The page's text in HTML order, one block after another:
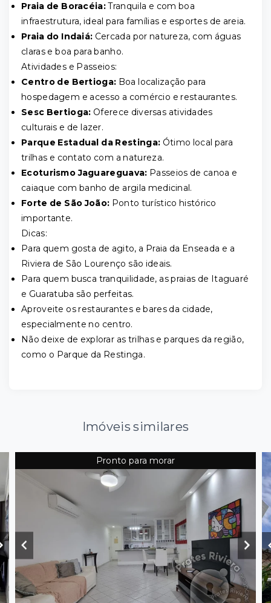
Praia de Boracéia:Tranquila e com boa
infraestrutura, ideal para famílias e esportes de areia.
Praia do Indaiá: Cercada por natureza, com águas
claras e boa para banho.
Atividades e Passeios:
Centro de Bertioga: Boa localização para
hospedagem e acesso a comércio e restaurantes.
Sesc Bertioga: Oferece diversas atividades
culturais e de lazer.
Parque Estadual da Restinga: Ótimo local para
trilhas e contato com a natureza.
Ecoturismo Jaguareguava: Passeios de canoa e
caiaque com banho de argila medicinal.
Forte de São João: Ponto turístico histórico
importante.
Dicas:
Para quem gosta de agito, a Praia da Enseada e a
Riviera de São Lourenço são ideais.
Para quem busca tranquilidade, as praias de Itaguaré
e Guaratuba são perfeitas.
Aproveite os restaurantes e bares da cidade,
especialmente no centro.
Não deixe de explorar as trilhas e parques da região,
como o Parque da Restinga.
Imóveis similares
Pronto para morar